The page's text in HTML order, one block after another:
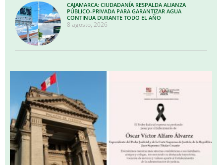
CAJAMARCA: CIUDADANÍA RESPALDA ALIANZA
PÚBLICO-PRIVADA PARA GARANTIZAR AGUA
CONTINUA DURANTE TODO EL AÑO
8 agosto, 2026